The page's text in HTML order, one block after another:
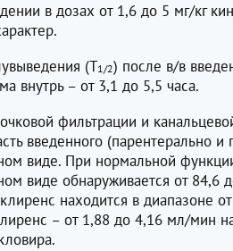
в дозах от 1,6 до 5 мг/кг
(T1/2) после в/в
внутрь – от 3,1 до 5,5 часа.
фильтрации и
введенного (парентерально
виде. При нормальной
виде обнаруживается от 84,6
находится в диапазоне
– от 1,88 до 4,16 мл/мин